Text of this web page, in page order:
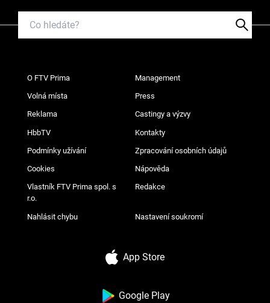
O FTV Prima Management
Volná místa Press
Reklama Castingy a výzvy
HbbTV Kontakty
Podmínky užívání Zpracování osobních údajů
Cookies Nápověda
Vlastník FTV Prima spol. s
r.o.
Redakce
Nahlásit chybu Nastavení soukromí
App Store
Google Play